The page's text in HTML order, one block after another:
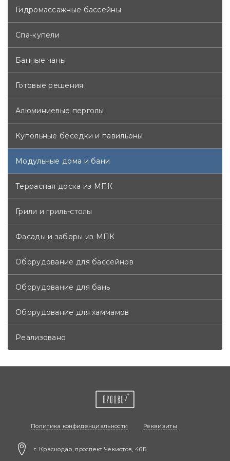
Гидромассажные бассейны
Спа-купели
Банные чаны
Готовые решения
Алюминиевые перголы
Купольные беседки и павильоны
Модульные дома и бани
Террасная доска из МПК
Грили и гриль-столы
Фасады и заборы из МПК
Оборудование для бассейнов
Оборудование для бань
Оборудование для хаммамов
Реализовано
Политика конфиденциальности Реквизиты
г. Краснодар, проспект Чекистов, 46Б​